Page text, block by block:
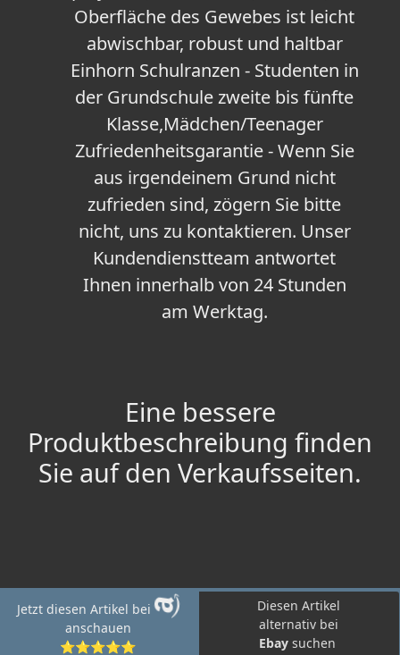
Oberfläche des Gewebes ist leicht
abwischbar, robust und haltbar
Einhorn Schulranzen - Studenten in
der Grundschule zweite bis fünfte
Klasse,Mädchen/Teenager
Zufriedenheitsgarantie - Wenn Sie
aus irgendeinem Grund nicht
zufrieden sind, zögern Sie bitte
nicht, uns zu kontaktieren. Unser
Kundendienstteam antwortet
Ihnen innerhalb von 24 Stunden
am Werktag.
Eine bessere
Produktbeschreibung finden
Sie auf den Verkaufsseiten.
Jetzt diesen Artikel bei
anschauen
⭐⭐⭐⭐⭐
Diesen Artikel
alternativ bei
Ebay suchen